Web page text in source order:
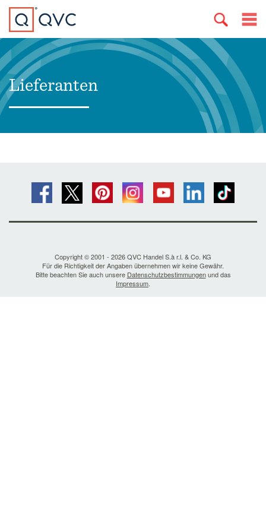
Lieferanten
Copyright © 2001 - 2026 QVC Handel S.à r.l. & Co. KG
Für die Richtigkeit der Angaben übernehmen wir keine Gewähr.
Bitte beachten Sie auch unsere Datenschutzbestimmungenund das
Impressum.